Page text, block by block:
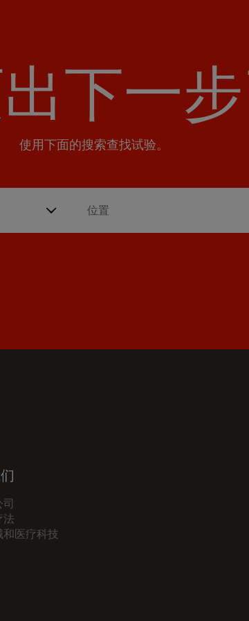
下一
使用下面的搜索查找试验。
法
和医疗科技